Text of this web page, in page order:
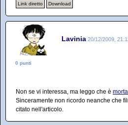
Link diretto Download
Lavinia 20/12/2009,
0 punti
Non se vi interessa, ma leggo che è
Sinceramente non ricordo neanche che
citato nell'articolo.